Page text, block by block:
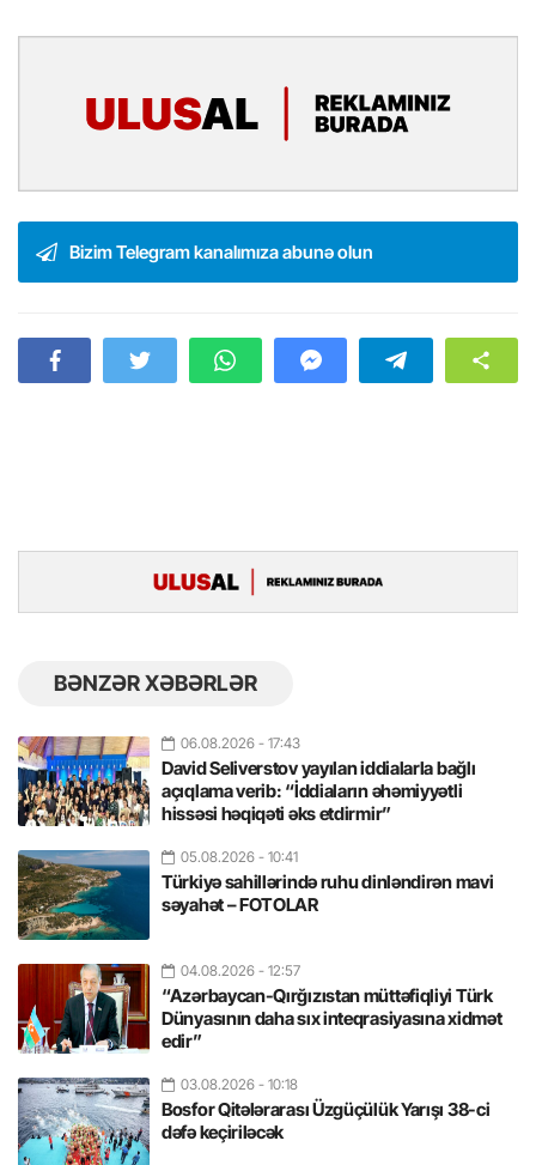
Bizim Telegram kanalımıza abunə olun
BƏNZƏR XƏBƏRLƏR
06.08.2026 - 17:43
David Seliverstov yayılan iddialarla bağlı
açıqlama verib: “İddiaların əhəmiyyətli
hissəsi həqiqəti əks etdirmir”
05.08.2026 - 10:41
Türkiyə sahillərində ruhu dinləndirən mavi
səyahət – FOTOLAR
04.08.2026 - 12:57
“Azərbaycan-Qırğızıstan müttəfiqliyi Türk
Dünyasının daha sıx inteqrasiyasına xidmət
edir”
03.08.2026 - 10:18
Bosfor Qitələrarası Üzgüçülük Yarışı 38-ci
dəfə keçiriləcək